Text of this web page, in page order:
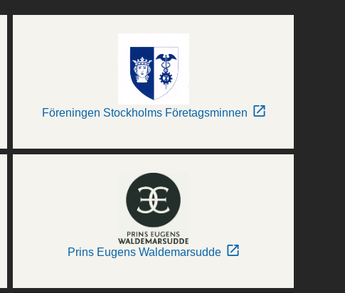
Föreningen Stockholms Företagsminnen
Prins Eugens Waldemarsudde